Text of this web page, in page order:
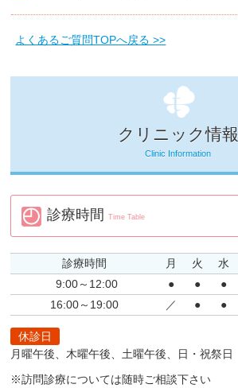
よくあるご質問TOPへ戻る >>
クリニック情報
Clinic Information
診療時間Time Table
診療時間 月 火 水
9:00～12:00
● ● ●
16:00～19:00
／ ● ●
休診日
月曜午後、木曜午後、土曜午後、日・祝祭日
※訪問診療については随時ご相談下さい